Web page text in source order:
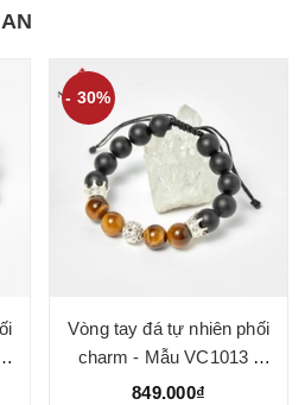
- 30%
Vòng tay đá tự nhiên phối
charm - Mẫu VC1013 -
Ngọc Quý
849.000₫